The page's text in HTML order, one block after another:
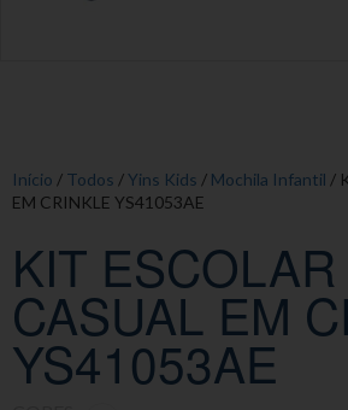
Início / Todos /Yins Kids / Mochila Infantil /
EM CRINKLE YS41053AE
KIT ESCOLAR
CASUAL EM
YS41053AE